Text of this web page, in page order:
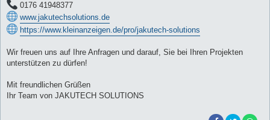
0176 41948377
www.jakutechsolutions.de
https://www.kleinanzeigen.de/pro/jakutech-solutions
Wir freuen uns auf Ihre Anfragen und darauf, Sie bei Ihren Projekten
unterstützen zu dürfen!
Mit freundlichen Grüßen
Ihr Team von JAKUTECH SOLUTIONS